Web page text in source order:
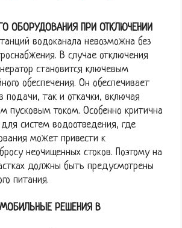
ОБОРУДОВАНИЯ ПРИ ОТКЛЮЧЕНИИ
водоканала невозможна без
В случае отключения
становится ключевым
обеспечения. Он обеспечивает
подачи, так и откачки, включая
пусковым током. Особенно критична
систем водоотведения, где
может привести к
неочищенных стоков. Поэтому на
должны быть предусмотрены
питания.
РЕШЕНИЯ В